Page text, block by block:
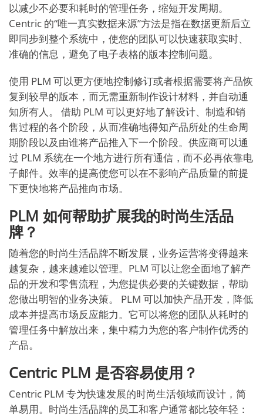
以减少不必要和耗时的管理任务，缩短开发周期。
Centric 的“唯一真实数据来源”方法是指在数据更新后立
即同步到整个系统中，使您的团队可以快速获取实时、
准确的信息，避免了电子表格的版本控制问题。
使用 PLM 可以更方便地控制修订或者根据需要将产品恢
复到较早的版本，而无需重新制作设计材料，并自动通
知所有人。 借助 PLM 可以更好地了解设计、制造和销
售过程的各个阶段，从而准确地得知产品所处的生命周
期阶段以及由谁将产品推入下一个阶段。供应商可以通
过 PLM 系统在一个地方进行所有通信，而不必再依靠电
子邮件。效率的提高使您可以在不影响产品质量的前提
下更快地将产品推向市场。
PLM 如何帮助扩展我的时尚生活品
牌？
随着您的时尚生活品牌不断发展，业务运营将变得越来
越复杂，越来越难以管理。PLM 可以让您全面地了解产
品的开发和零售流程，为您提供必要的关键数据，帮助
您做出明智的业务决策。 PLM 可以加快产品开发，降低
成本并提高市场反应能力。它可以将您的团队从耗时的
管理任务中解放出来，集中精力为您的客户制作优秀的
产品。
Centric PLM 是否容易使用？
Centric PLM 专为快速发展的时尚生活领域而设计，简
单易用。时尚生活品牌的员工和客户通常都比较年轻：